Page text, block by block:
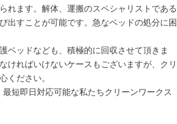
れます。解体、運搬のスペシャリストである
出すことが可能です。急なベッドの処分に困
ベッドなども、積極的に回収させて頂きま
ければいけないケースもございますが、クリ
ください。
短即日対応可能な私たちクリーンワークス